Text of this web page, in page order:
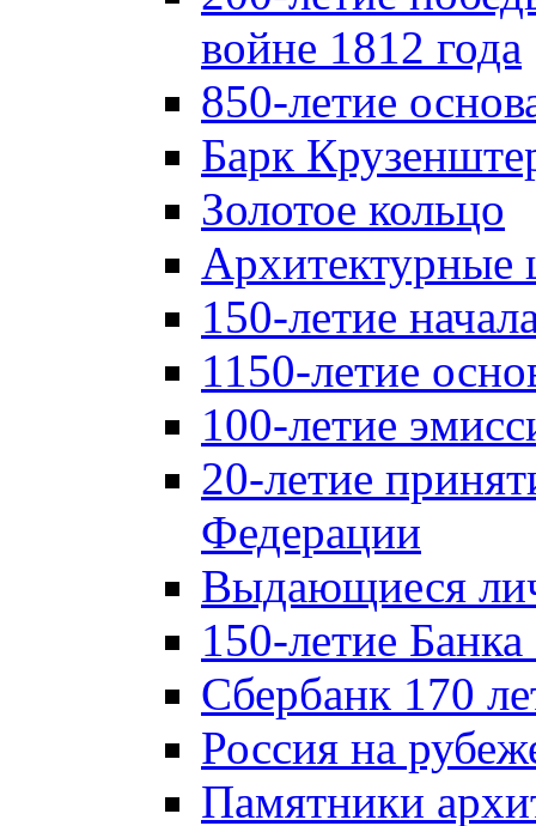
войне 1812 года
850-летие
Барк
Золотое кольцо
Архитектурные
150-летие
1150-летие
100-летие
20-летие
Федерации
Выдающиеся
150-летие
Сбербанк 170
Россия на
Памятники